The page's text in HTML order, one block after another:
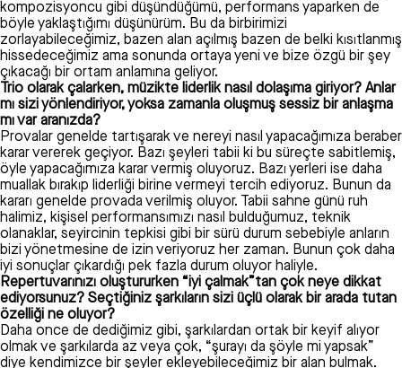
kompozisyoncu gibi düşündüğümü, performans yaparken de
böyle yaklaştığımı düşünürüm. Bu da birbirimizi
zorlayabileceğimiz, bazen alan açılmış bazen de belki kısıtlanmış
hissedeceğimiz ama sonunda ortaya yeni ve bize özgü bir şey
çıkacağı bir ortam anlamına geliyor.
Trio olarak çalarken, müzikte liderlik nasıl dolaşıma giriyor? Anlar
mı sizi yönlendiriyor, yoksa zamanla oluşmuş sessiz bir anlaşma
mı var aranızda?
Provalar genelde tartışarak ve nereyi nasıl yapacağımıza beraber
karar vererek geçiyor. Bazı şeyleri tabii ki bu süreçte sabitlemiş,
öyle yapacağımıza karar vermiş oluyoruz. Bazı yerleri ise daha
muallak bırakıp liderliği birine vermeyi tercih ediyoruz. Bunun da
kararı genelde provada verilmiş oluyor. Tabii sahne günü ruh
halimiz, kişisel performansımızı nasıl bulduğumuz, teknik
olanaklar, seyircinin tepkisi gibi bir sürü durum sebebiyle anların
bizi yönetmesine de izin veriyoruz her zaman. Bunun çok daha
iyi sonuçlar çıkardığı pek fazla durum oluyor haliyle.
Repertuvarınızı oluştururken “iyi çalmak”tan çok neye dikkat
ediyorsunuz? Seçtiğiniz şarkıların sizi üçlü olarak bir arada tutan
özelliği ne oluyor?
Daha once de dediğimiz gibi, şarkılardan ortak bir keyif alıyor
olmak ve şarkılarda az veya çok, “şurayı da şöyle mi yapsak”
diye kendimizce bir şeyler ekleyebileceğimiz bir alan bulmak.